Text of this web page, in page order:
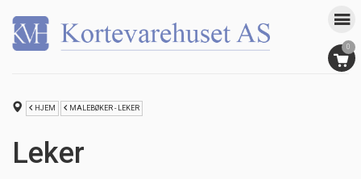
0
HJEM MALEBØKER - LEKER
Leker